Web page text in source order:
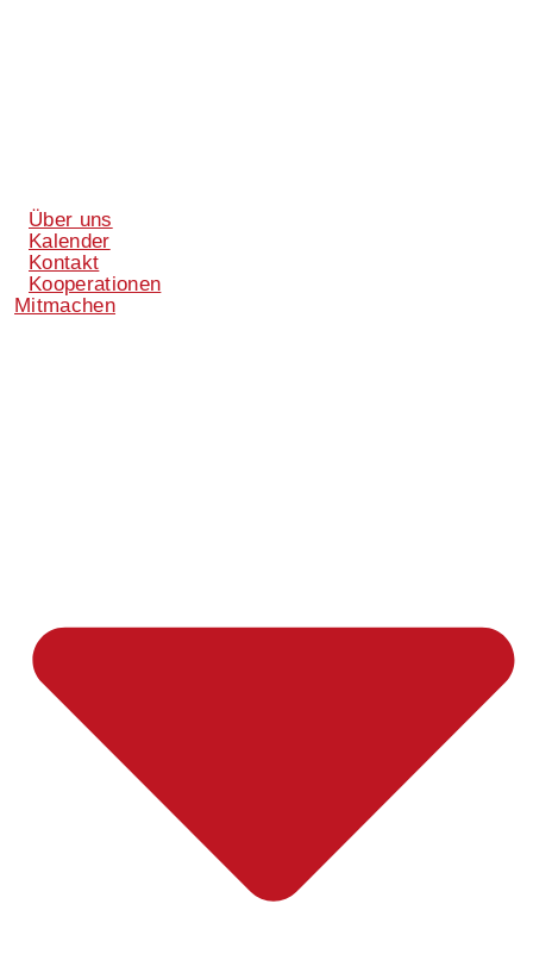
Über uns
Kalender
Kontakt
Kooperationen
Mitmachen